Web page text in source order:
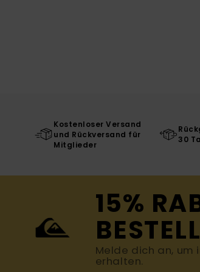
Kostenloser Versand
und Rückversand für
Mitglieder
30
15%
Melde dich an, um
erhalten.